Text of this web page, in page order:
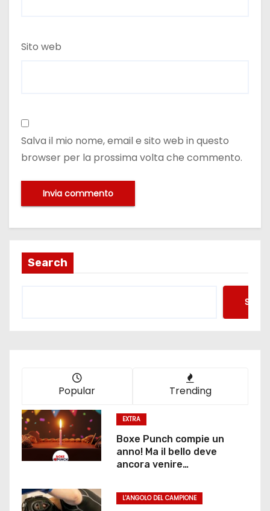
Sito web
Salva il mio nome, email e sito web in questo
browser per la prossima volta che commento.
Search
Popular Trending
EXTRA
Boxe Punch compie un
anno! Ma il bello deve
ancora venire…
L'ANGOLO DEL CAMPIONE